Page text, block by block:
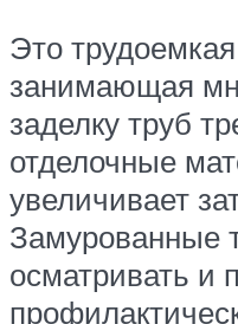
Это
занимающая
заделку труб
отделочные
увеличивает
Замурованные
осматривать и